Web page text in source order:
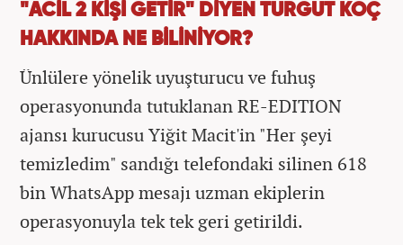
"ACİL 2 KİŞİ GETİR" DİYEN TURGUT KOÇ
HAKKINDA NE BİLİNİYOR?
Ünlülere yönelik uyuşturucu ve fuhuş
operasyonunda tutuklanan RE-EDITION
ajansı kurucusu Yiğit Macit'in "Her şeyi
temizledim" sandığı telefondaki silinen 618
bin WhatsApp mesajı uzman ekiplerin
operasyonuyla tek tek geri getirildi.